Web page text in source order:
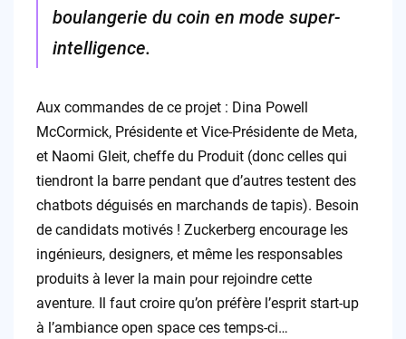
boulangerie du coin en mode super-
intelligence.
Aux commandes de ce projet : Dina Powell
McCormick, Présidente et Vice-Présidente de Meta,
et Naomi Gleit, cheffe du Produit (donc celles qui
tiendront la barre pendant que d’autres testent des
chatbots déguisés en marchands de tapis). Besoin
de candidats motivés ! Zuckerberg encourage les
ingénieurs, designers, et même les responsables
produits à lever la main pour rejoindre cette
aventure. Il faut croire qu’on préfère l’esprit start-up
à l’ambiance open space ces temps-ci…